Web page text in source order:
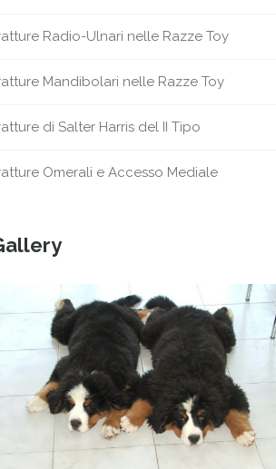
Radio-Ulnari nelle Razze Toy
Mandibolari nelle Razze Toy
di Salter Harris del II Tipo
Omerali e Accesso Mediale